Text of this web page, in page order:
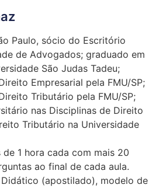
Paulo, sócio do Escritório
de Advogados; graduado em
São Judas Tadeu;
Empresarial pela FMU/SP;
Tributário pela FMU/SP;
nas Disciplinas de Direito
Tributário na Universidade
de 1 hora cada com mais 20
ao final de cada aula.
(apostilado), modelo de